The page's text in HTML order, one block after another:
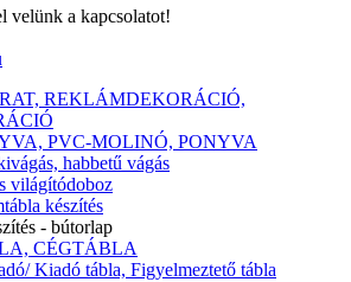
velünk a kapcsolatot!
REKLÁMDEKORÁCIÓ,
PVC-MOLINÓ, PONYVA
habbetű vágás
világítódoboz
készítés
- bútorlap
CÉGTÁBLA
Kiadó tábla, Figyelmeztető tábla